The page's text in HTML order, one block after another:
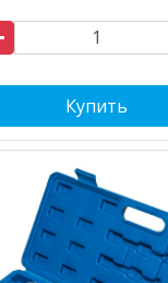
Купить